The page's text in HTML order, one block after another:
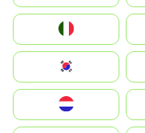
South Korea